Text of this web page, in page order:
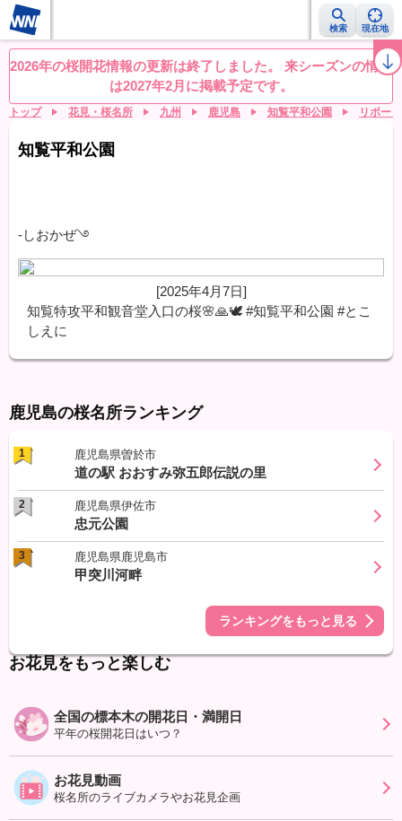
検索 現在地
桜レーダー 名所ランキング 桜開花予想NEWS お花見動画 目的別
2026年の桜開花情報の更新は終了しました。 来シーズンの情報
は2027年2月に掲載予定です。
トップ 花見・桜名所 九州 鹿児島 知覧平和公園 リポー
知覧平和公園
-しおかぜ࿓
[2025年4月7日]
知覧特攻平和観音堂入口の桜🌸🙏🕊️ #知覧平和公園 #とこ
しえに
鹿児島の桜名所ランキング
1 鹿児島県曽於市
道の駅 おおすみ弥五郎伝説の里
2 鹿児島県伊佐市
忠元公園
3 鹿児島県鹿児島市
甲突川河畔
ランキングをもっと見る
お花見をもっと楽しむ
全国の標本木の開花日・満開日
平年の桜開花日はいつ？
お花見動画
桜名所のライブカメラやお花見企画